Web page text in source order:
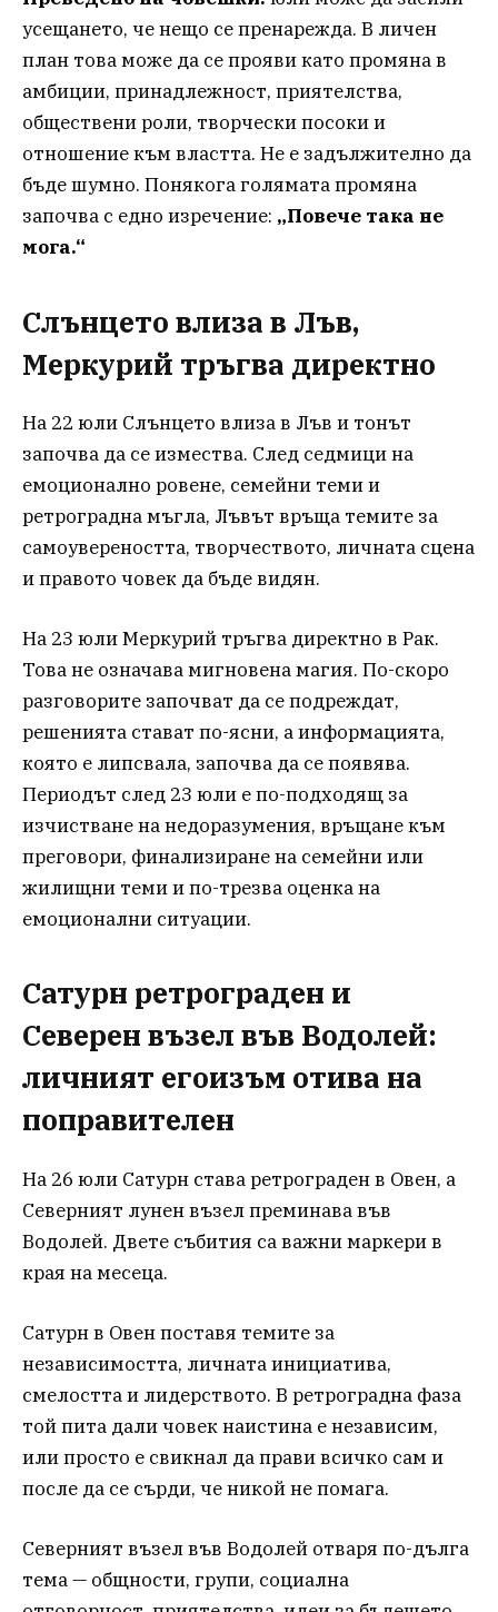
усещането, че нещо се пренарежда. В личен
план това може да се прояви като промяна в
амбиции, принадлежност, приятелства,
обществени роли, творчески посоки и
отношение към властта. Не е задължително да
бъде шумно. Понякога голямата промяна
започва с едно изречение: „Повече така не
мога.“
Слънцето влиза в Лъв,
Меркурий тръгва директно
На 22 юли Слънцето влиза в Лъв и тонът
започва да се измества. След седмици на
емоционално ровене, семейни теми и
ретроградна мъгла, Лъвът връща темите за
самоувереността, творчеството, личната сцена
и правото човек да бъде видян.
На 23 юли Меркурий тръгва директно в Рак.
Това не означава мигновена магия. По-скоро
разговорите започват да се подреждат,
решенията стават по-ясни, а информацията,
която е липсвала, започва да се появява.
Периодът след 23 юли е по-подходящ за
изчистване на недоразумения, връщане към
преговори, финализиране на семейни или
жилищни теми и по-трезва оценка на
емоционални ситуации.
Сатурн ретрограден и
Северен възел във Водолей:
личният егоизъм отива на
поправителен
На 26 юли Сатурн става ретрограден в Овен, а
Северният лунен възел преминава във
Водолей. Двете събития са важни маркери в
края на месеца.
Сатурн в Овен поставя темите за
независимостта, личната инициатива,
смелостта и лидерството. В ретроградна фаза
той пита дали човек наистина е независим,
или просто е свикнал да прави всичко сам и
после да се сърди, че никой не помага.
Северният възел във Водолей отваря по-дълга
тема — общности, групи, социална